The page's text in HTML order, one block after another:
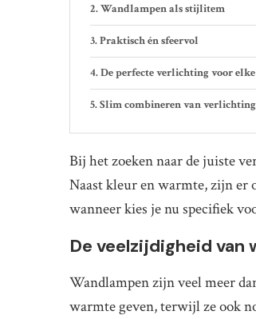
Wandlampen als stijlitem
Praktisch én sfeervol
De perfecte verlichting voor
Slim combineren van verlichting
Bij het zoeken naar de juiste
Naast kleur en warmte, zijn er
wanneer kies je nu specifiek
De veelzijdigheid van
Wandlampen zijn veel meer
warmte geven, terwijl ze ook